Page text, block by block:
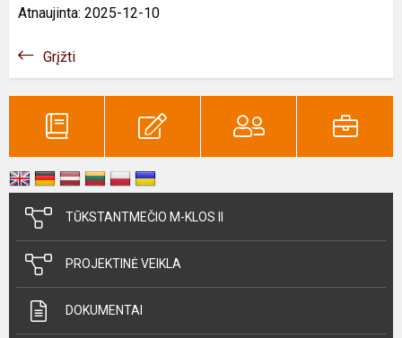
Atnaujinta: 2025-12-10
Grįžti
TŪKSTANTMEČIO M-KLOS II
PROJEKTINĖ VEIKLA
DOKUMENTAI